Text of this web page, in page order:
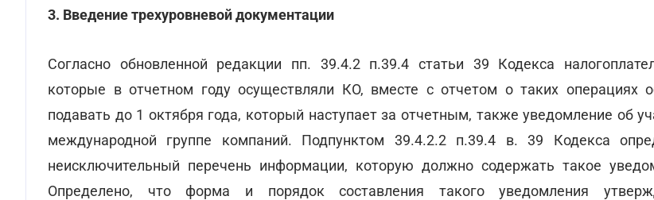
3. Введение трехуровневой документации
Согласно обновленной редакции пп. 39.4.2 п.39.4 статьи 39 Кодекса
которые в отчетном году осуществляли КО, вместе с отчетом о таких операциях
подавать до 1 октября года, который наступает за отчетным, также уведомление об
международной группе компаний. Подпунктом 39.4.2.2 п.39.4 в. 39 Кодекса
неисключительный перечень информации, которую должно содержать такое
Определено, что форма и порядок составления такого уведомления